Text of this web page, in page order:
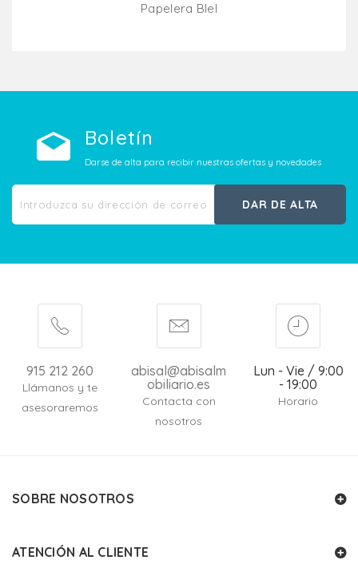
Papelera BIel
Boletín
Darse de alta para recibir nuestras ofertas y novedades
DAR DE ALTA
915 212 260
Llámanos y te
asesoraremos
abisal@abisalm
obiliario.es
Contacta con
nosotros
Lun - Vie / 9:00
- 19:00
Horario
SOBRE NOSOTROS
ATENCIÓN AL CLIENTE